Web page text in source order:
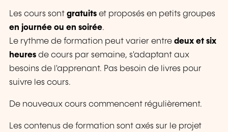
Les cours sont gratuits et proposés en petits groupes
en journée ou en soirée.
Le rythme de formation peut varier entre deux et six
heures de cours par semaine, s'adaptant aux
besoins de l'apprenant. Pas besoin de livres pour
suivre les cours.
De nouveaux cours commencent régulièrement.
Les contenus de formation sont axés sur le projet